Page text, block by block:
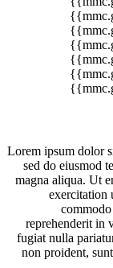
Lorem ipsum dolor
sed do eiusmod
magna aliqua. Ut
exercitation
reprehenderit in
fugiat nulla
non proident,